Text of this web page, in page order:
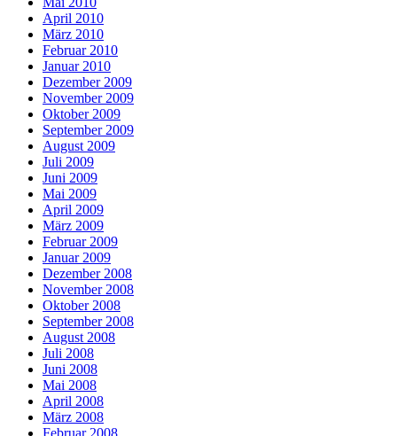
April 2010
März 2010
Februar 2010
Januar 2010
Dezember 2009
November 2009
Oktober 2009
September 2009
August 2009
Juli 2009
Juni 2009
Mai 2009
April 2009
März 2009
Februar 2009
Januar 2009
Dezember 2008
November 2008
Oktober 2008
September 2008
August 2008
Juli 2008
Juni 2008
Mai 2008
April 2008
März 2008
Februar 2008